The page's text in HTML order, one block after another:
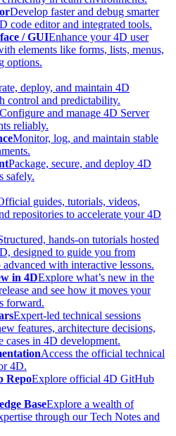
Develop faster and debug smarter
code editor and integrated tools.
/ GUIEnhance your 4D user
elements like forms, lists, menus,
options.
deploy, and maintain 4D
control and predictability.
Configure and manage 4D Server
reliably.
Monitor, log, and maintain stable
Package, secure, and deploy 4D
safely.
guides, tutorials, videos,
repositories to accelerate your 4D
hands-on tutorials hosted
designed to guide you from
advanced with interactive lessons.
in 4DExplore what’s new in the
and see how it moves your
forward.
Expert-led technical sessions
features, architecture decisions,
cases in 4D development.
Access the official technical
4D.
RepoExplore official 4D GitHub
BaseExplore a wealth of
through our Tech Notes and